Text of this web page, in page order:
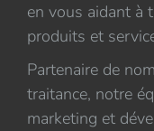
en vous aidant à
produits et
Partenaire de
traitance, notre
marketing et